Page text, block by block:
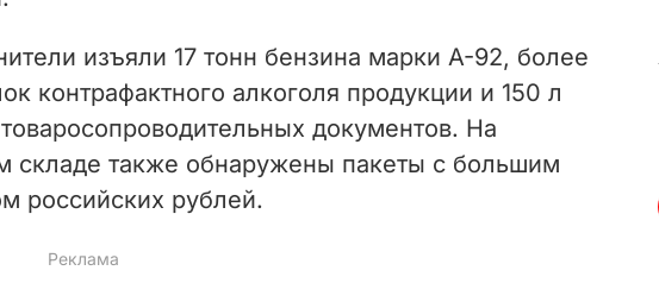
изъяли 17 тонн бензина марки А-92, более
контрафактного алкоголя продукции и 150 л
документов. На
складе также обнаружены пакеты с большим
российских рублей.